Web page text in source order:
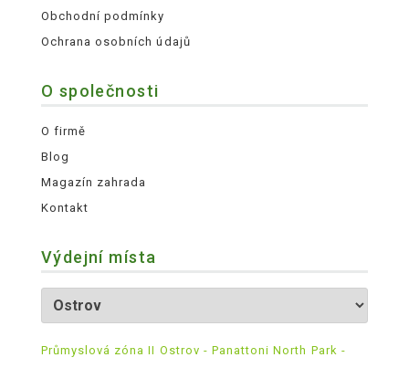
Obchodní podmínky
Ochrana osobních údajů
O společnosti
O firmě
Blog
Magazín zahrada
Kontakt
Výdejní místa
Průmyslová zóna II Ostrov - Panattoni North Park -